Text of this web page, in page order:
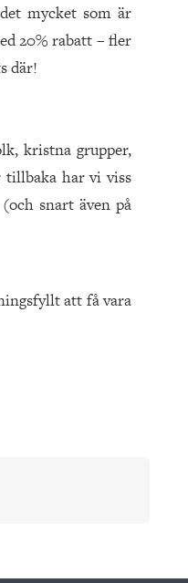
mycket som är
20% rabatt – fler
där!
kristna grupper,
tillbaka har vi viss
snart även på
att få vara